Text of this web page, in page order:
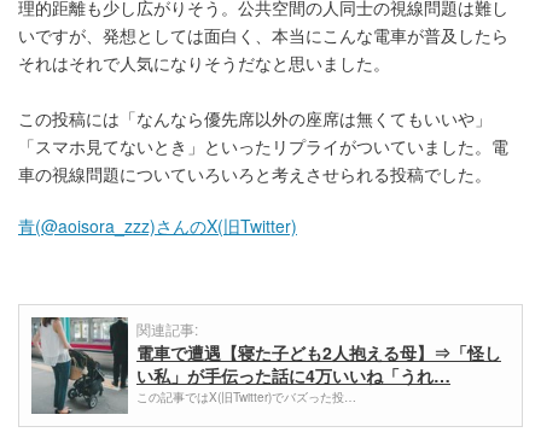
理的距離も少し広がりそう。公共空間の人同士の視線問題は難し
いですが、発想としては面白く、本当にこんな電車が普及したら
それはそれで人気になりそうだなと思いました。
この投稿には「なんなら優先席以外の座席は無くてもいいや」
「スマホ見てないとき」といったリプライがついていました。電
車の視線問題についていろいろと考えさせられる投稿でした。
青(@aoisora_zzz)さんのX(旧Twitter)
関連記事:
電車で遭遇【寝た子ども2人抱える母】⇒「怪し
い私」が手伝った話に4万いいね「うれ…
この記事ではX(旧Twitter)でバズった投…